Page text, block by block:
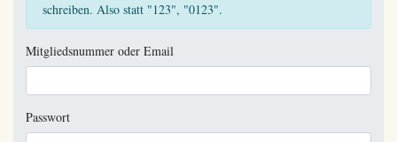
schreiben. Also statt "123", "0123".
Mitgliedsnummer oder Email
Passwort